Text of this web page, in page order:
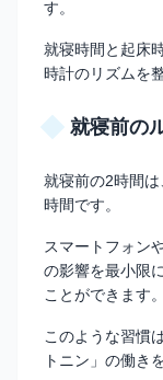
す。
就寝時間と起床
時計のリズムを
就寝前の
就寝前の2時間
時間です。
スマートフォン
の影響を最小限
ことができます。
このような習慣
トニン」の働き